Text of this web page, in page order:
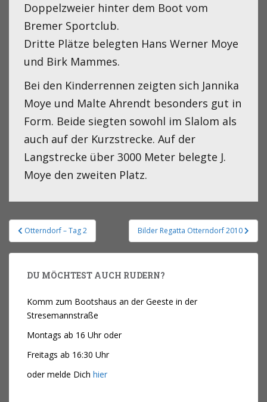
Doppelzweier hinter dem Boot vom
Bremer Sportclub.
Dritte Plätze belegten Hans Werner Moye
und Birk Mammes.
Bei den Kinderrennen zeigten sich Jannika
Moye und Malte Ahrendt besonders gut in
Form. Beide siegten sowohl im Slalom als
auch auf der Kurzstrecke. Auf der
Langstrecke über 3000 Meter belegte J.
Moye den zweiten Platz.
Otterndorf – Tag 2 Bilder Regatta Otterndorf 2010
DU MÖCHTEST AUCH RUDERN?
Komm zum Bootshaus an der Geeste in der
Stresemannstraße
Montags ab 16 Uhr oder
Freitags ab 16:30 Uhr
oder melde Dich hier